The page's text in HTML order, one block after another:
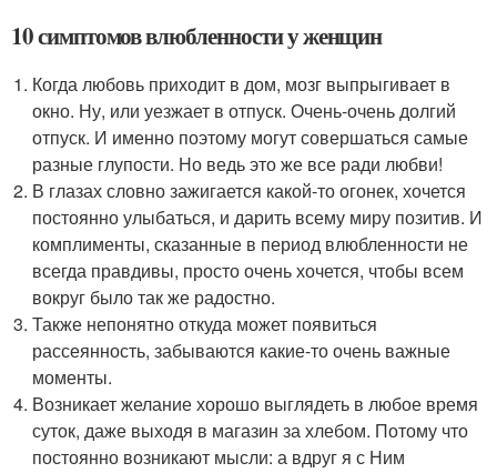
10 симптомов влюбленности у женщин
Когда любовь приходит в дом, мозг выпрыгивает в
окно. Ну, или уезжает в отпуск. Очень-очень долгий
отпуск. И именно поэтому могут совершаться самые
разные глупости. Но ведь это же все ради любви!
В глазах словно зажигается какой-то огонек, хочется
постоянно улыбаться, и дарить всему миру позитив. И
комплименты, сказанные в период влюбленности не
всегда правдивы, просто очень хочется, чтобы всем
вокруг было так же радостно.
Также непонятно откуда может появиться
рассеянность, забываются какие-то очень важные
моменты.
Возникает желание хорошо выглядеть в любое время
суток, даже выходя в магазин за хлебом. Потому что
постоянно возникают мысли: а вдруг я с Ним